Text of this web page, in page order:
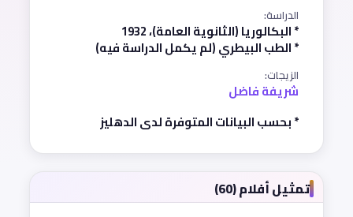
الدراسة:
* البكالوريا (الثانوية العامة)، 1932
* الطب البيطري (لم يكمل الدراسة فيه)
الزيجات:
شريفة فاضل
* بحسب البيانات المتوفرة لدى الدهليز
تمثيل أفلام (60)